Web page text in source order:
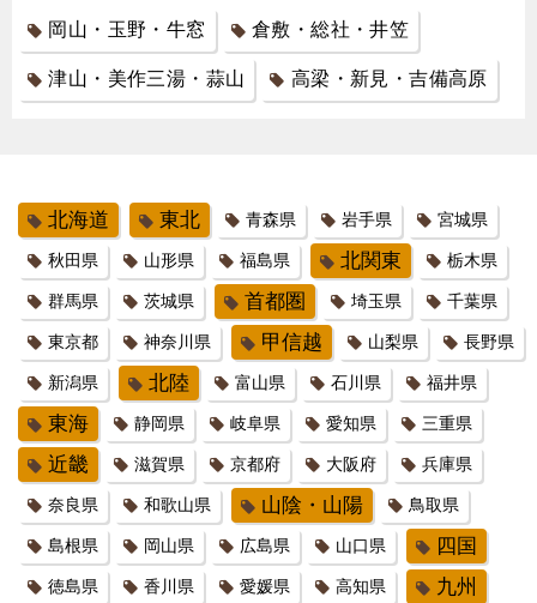
岡山・玉野・牛窓 倉敷・総社・井笠
津山・美作三湯・蒜山 高梁・新見・吉備高原
北海道 東北 青森県 岩手県 宮城県
秋田県 山形県 福島県 北関東 栃木県
群馬県 茨城県 首都圏 埼玉県 千葉県
東京都 神奈川県 甲信越 山梨県 長野県
新潟県 北陸 富山県 石川県 福井県
東海 静岡県 岐阜県 愛知県 三重県
近畿 滋賀県 京都府 大阪府 兵庫県
奈良県 和歌山県 山陰・山陽 鳥取県
島根県 岡山県 広島県 山口県 四国
徳島県 香川県 愛媛県 高知県 九州